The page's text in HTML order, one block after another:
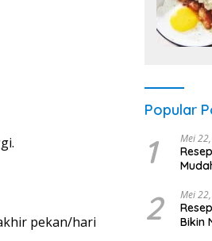
pekan/hari
Popular
1 Mei
2 Mei
Bikin